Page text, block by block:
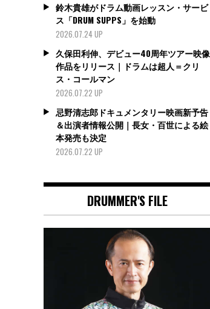
鈴木貴雄がドラム動画レッスン・サービ
ス「DRUM SUPPS」を始動
2026.07.24 UP
久保田利伸、デビュー40周年ツアー映像
作品をリリース｜ドラムは超人＝クリ
ス・コールマン
2026.07.22 UP
忌野清志郎ドキュメンタリー映画新予告
＆出演者情報公開｜長女・百世による絵
本発売も決定
2026.07.22 UP
DRUMMER'S FILE